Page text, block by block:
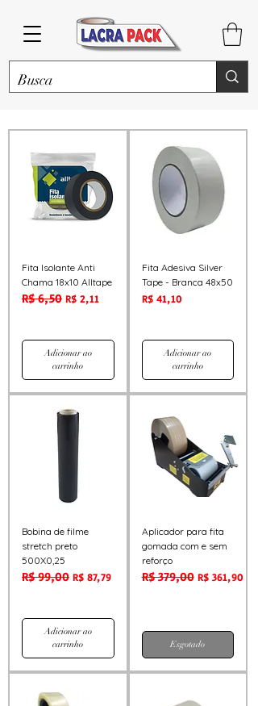
Fita Isolante Anti
Chama 18x10 Alltape
Preço normal
R$ 6,50 Preço promocional
R$ 2,11
Adicionar ao
carrinho
Fita Adesiva Silver
Tape - Branca 48x50
Preço
R$ 41,10
Adicionar ao
carrinho
Bobina de filme
stretch preto
500X0,25
Preço normal
R$ 99,00 Preço promocional
R$ 87,79
Adicionar ao
carrinho
Aplicador para fita
gomada com e sem
reforço
Preço normal
R$ 379,00 Preço
R$ 361,90
Esgotado